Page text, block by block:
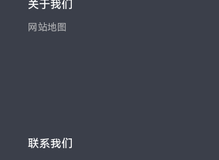
关于我们
网站地图
联系我们